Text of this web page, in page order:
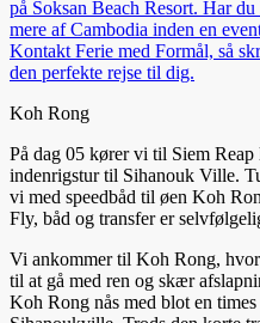
Koh Rong
På dag 05 kører vi til Siem
indenrigstur til Sihanouk Ville.
vi med speedbåd til øen Koh
Fly, båd og transfer er
Vi ankommer til Koh Rong,
til at gå med ren og skær
Koh Rong nås med blot en